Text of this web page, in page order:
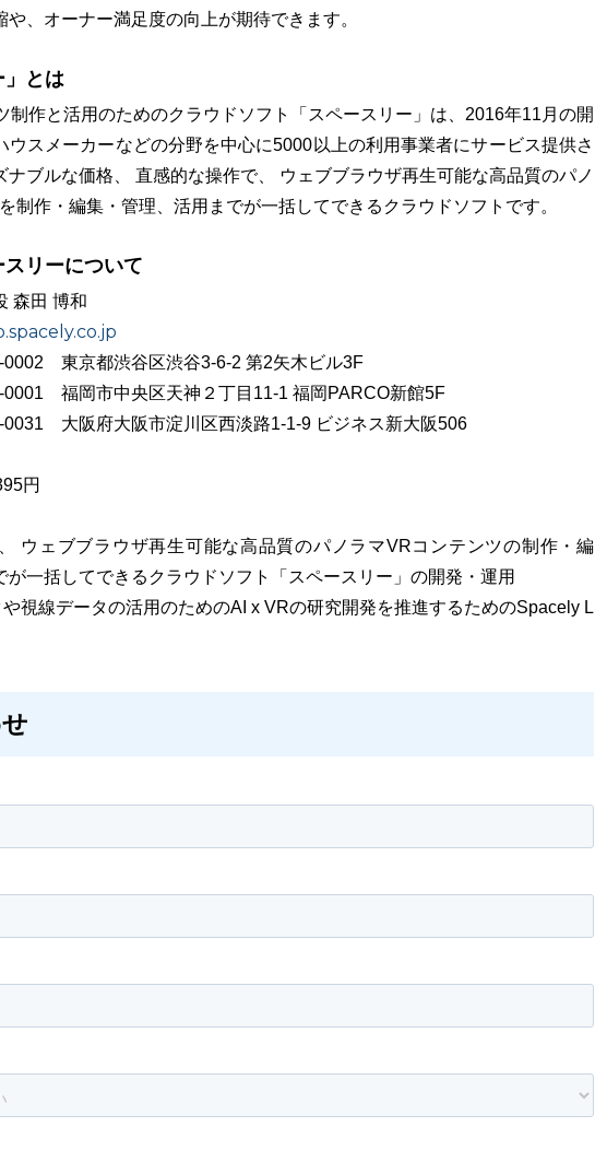
、オーナー満足度の向上が期待できます。
」とは
制作と活用のためのクラウドソフト「スペースリー」は、2016年11月の開
ウスメーカーなどの分野を中心に5000以上の利用事業者にサービス提供さ
ナブルな価格、 直感的な操作で、 ウェブブラウザ再生可能な高品質のパノ
制作・編集・管理、活用までが一括してできるクラウドソフトです。
リーについて
森田 博和
0002 東京都渋谷区渋谷3-6-2 第2矢木ビル3F
0001 福岡市中央区天神２丁目11-1 福岡PARCO新館5F
0031 大阪府大阪市淀川区西淡路1-1-9 ビジネス新大阪506
円
ウェブブラウザ再生可能な高品質のパノラマVRコンテンツの制作・編
が一括してできるクラウドソフト「スペースリー」の開発・運用
や視線データの活用のためのAI x VRの研究開発を推進するためのSpacely L